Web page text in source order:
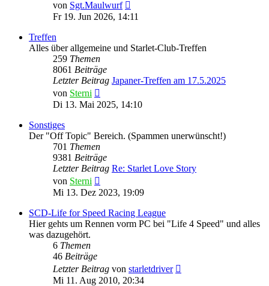
von Sgt.Maulwurf
Beitrag
Fr 19. Jun 2026, 14:11
Treffen
Alles über allgemeine und Starlet-Club-Treffen
259 Themen
8061 Beiträge
Letzter Beitrag Japaner-Treffen am 17.5.2025
von Sterni
Beitrag
Di 13. Mai 2025, 14:10
Sonstiges
Der "Off Topic" Bereich. (Spammen unerwünscht!)
701 Themen
9381 Beiträge
Letzter Beitrag Re: Starlet Love Story
von Sterni
Beitrag
Mi 13. Dez 2023, 19:09
SCD-Life for Speed Racing League
Hier gehts um Rennen vorm PC bei "Life 4 Speed" und alles
was dazugehört.
6 Themen
46 Beiträge
Letzter Beitrag von starletdriver
Mi 11. Aug 2010, 20:34